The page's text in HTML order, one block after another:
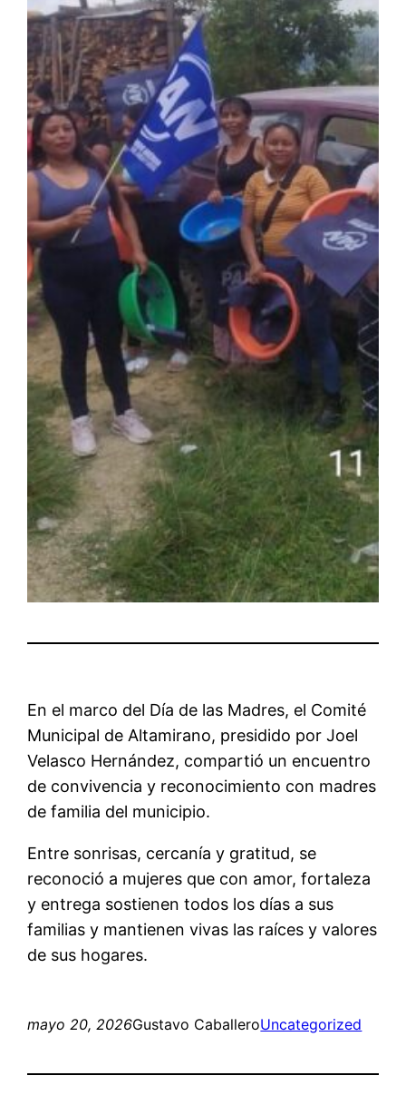
En el marco del Día de las Madres, el Comité
Municipal de Altamirano, presidido por Joel
Velasco Hernández, compartió un encuentro
de convivencia y reconocimiento con madres
de familia del municipio.
Entre sonrisas, cercanía y gratitud, se
reconoció a mujeres que con amor, fortaleza
y entrega sostienen todos los días a sus
familias y mantienen vivas las raíces y valores
de sus hogares.
mayo 20, 2026Gustavo CaballeroUncategorized